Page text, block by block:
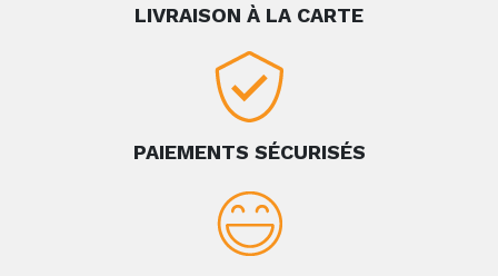
LIVRAISON À LA CARTE
PAIEMENTS SÉCURISÉS